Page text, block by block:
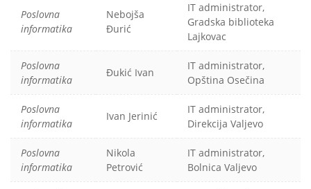
Poslovna
informatika
Nebojša
Đurić
IT administrator,
Gradska biblioteka
Lajkovac
Poslovna
informatika
Đukić Ivan
IT administrator,
Opština Osečina
Poslovna
informatika
Ivan Jerinić
IT administrator,
Direkcija Valjevo
Poslovna
informatika
Nikola
Petrović
IT administrator,
Bolnica Valjevo